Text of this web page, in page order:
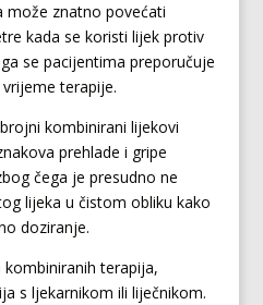
može znatno povećati
kada se koristi lijek protiv
se pacijentima preporučuje
terapije.
kombinirani lijekovi
prehlade i gripe
čega je presudno ne
lijeka u čistom obliku kako
doziranje.
terapija,
s ljekarnikom ili liječnikom.